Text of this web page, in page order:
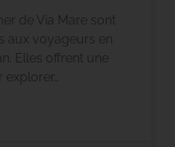
de Via Mare sont
aux voyageurs en
Elles offrent une